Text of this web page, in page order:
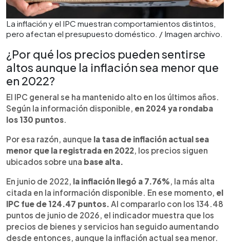
La inflación y el IPC muestran comportamientos distintos,
pero afectan el presupuesto doméstico. / Imagen archivo.
¿Por qué los precios pueden sentirse
altos aunque la inflación sea menor que
en 2022?
El IPC general se ha mantenido alto en los últimos años.
Según la información disponible, en 2024 ya rondaba
los 130 puntos.
Por esa razón, aunque la tasa de inflación actual sea
menor que la registrada en 2022, los precios siguen
ubicados sobre una base alta.
En junio de 2022, la inflación llegó a 7.76%, la más alta
citada en la información disponible. En ese momento, el
IPC fue de 124.47 puntos. Al compararlo con los 134.48
puntos de junio de 2026, el indicador muestra que los
precios de bienes y servicios han seguido aumentando
desde entonces, aunque la inflación actual sea menor.